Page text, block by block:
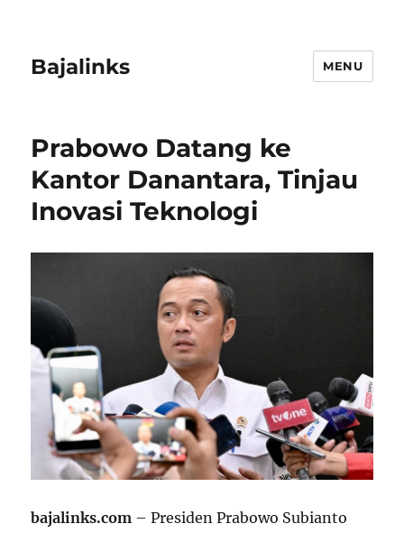
Bajalinks MENU
Prabowo Datang ke
Kantor Danantara, Tinjau
Inovasi Teknologi
bajalinks.com – Presiden Prabowo Subianto